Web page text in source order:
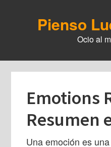
Pienso
Ocio al
Emotions
Resumen
Una emoción es